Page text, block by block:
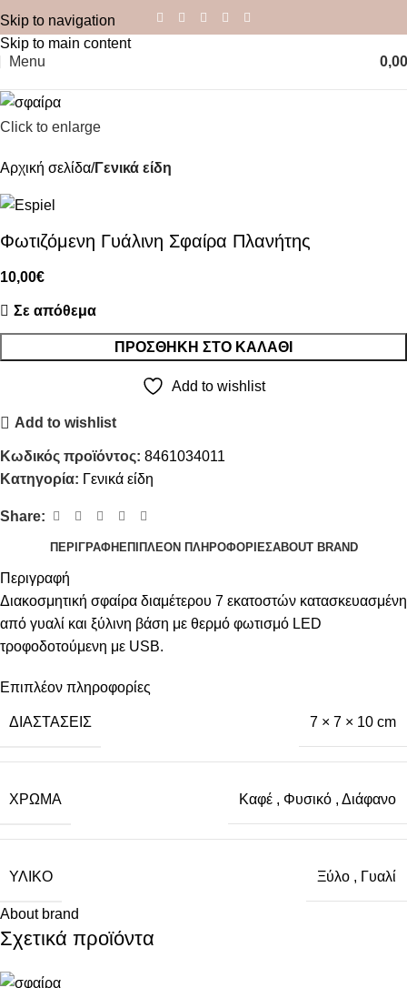
Skip to navigation
Skip to main content
Menu
0,00
Click to enlarge
Αρχική σελίδα Γενικά είδη
Φωτιζόμενη Γυάλινη Σφαίρα Πλανήτης
10,00€
Σε απόθεμα
ΠΡΟΣΘΉΚΗ ΣΤΟ ΚΑΛΆΘΙ
Add to wishlist
Add to wishlist
Κωδικός προϊόντος: 8461034011
Κατηγορία: Γενικά είδη
Share:
ΠΕΡΙΓΡΑΦΉ ΕΠΙΠΛΈΟΝ ΠΛΗΡΟΦΟΡΊΕΣABOUT BRAND
Περιγραφή
Διακοσμητική σφαίρα διαμέτερου 7 εκατοστών κατασκευασμένη
από γυαλί και ξύλινη βάση με θερμό φωτισμό LED
τροφοδοτούμενη με USB.
Επιπλέον πληροφορίες
ΔΙΑΣΤΆΣΕΙΣ 7 × 7 × 10 cm
ΧΡΏΜΑ Καφέ , Φυσικό , Διάφανο
ΥΛΙΚΌ Ξύλο , Γυαλί
About brand
Σχετικά προϊόντα